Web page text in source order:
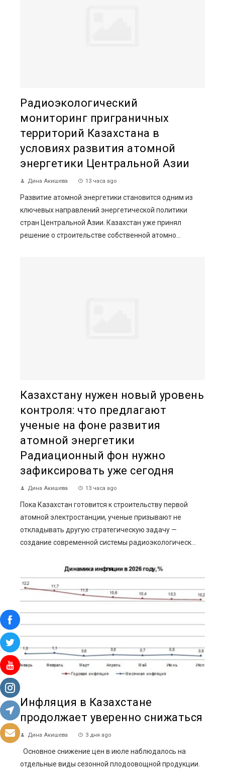
Радиоэкологический
мониторинг приграничных
территорий Казахстана в
условиях развития атомной
энергетики Центральной Азии
Дина Акишева 13 часа ago
Развитие атомной энергетики становится одним из
ключевых направлений энергетической политики
стран Центральной Азии. Казахстан уже принял
решение о строительстве собственной атомно...
Казахстану нужен новый уровень
контроля: что предлагают
ученые на фоне развития
атомной энергетики
Радиационный фон нужно
зафиксировать уже сегодня
Дина Акишева 13 часа ago
Пока Казахстан готовится к строительству первой
атомной электростанции, ученые призывают не
откладывать другую стратегическую задачу —
создание современной системы радиоэкологическ...
Инфляция в Казахстане
продолжает уверенно снижаться
Дина Акишева 3 дня ago
Основное снижение цен в июле наблюдалось на
отдельные виды сезонной плодоовощной продукции.